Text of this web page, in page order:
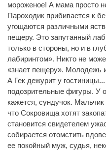
мороженое! А мама просто
Пароходик прибивается к
угощаются различными
пещеру. Это запутанный
только в стороны, но и в
лабиринтом». Никто не
«знает пещеру». Молодежь
А Гек дежурит у
подозрительные фигуры. У
кажется, сундучок.
что Сокровища хотят
становится свидетелем
собирается отомстить
ее покойный муж, судья,